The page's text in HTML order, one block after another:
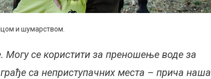
и шумарством.
се користити за преношење воде за
са неприступачних места – прича наша